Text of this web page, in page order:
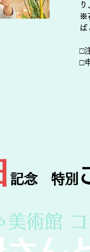
※
ば
□
​□
記念 特別
美術館